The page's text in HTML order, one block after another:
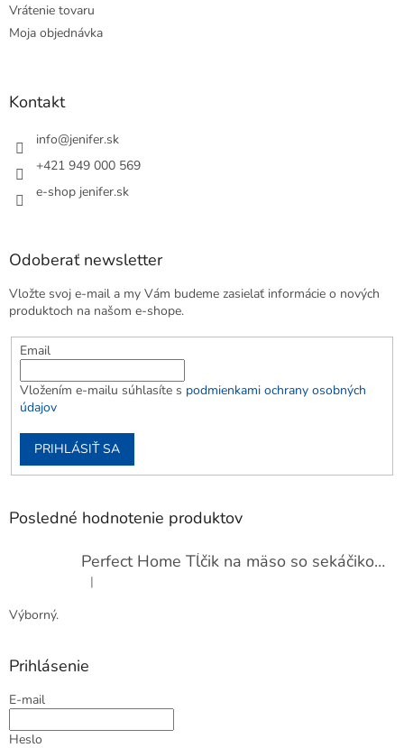
Vrátenie tovaru
Moja objednávka
Kontakt
info@jenifer.sk
+421 949 000 569
e-shop jenifer.sk
Odoberať newsletter
Vložte svoj e-mail a my Vám budeme zasielať informácie o nových
produktoch na našom e-shope.
Email
Vložením e-mailu súhlasíte s podmienkami ochrany osobných
údajov
PRIHLÁSIŤ SA
Posledné hodnotenie produktov
Perfect Home Tĺčik na mäso so sekáčikom, 56893
Hodnotenie produktu je 5 z 5 hviezdičiek.
|
Výborný.
Prihlásenie
E-mail
Heslo